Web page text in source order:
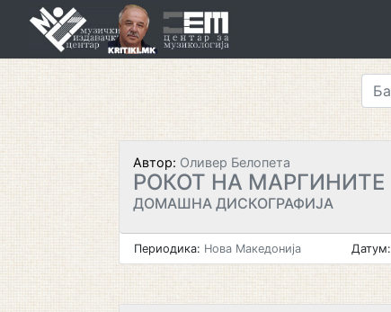
Автор: Оливер Белопета
РОКОТ НА МАРГИНИТЕ
ДОМАШНА ДИСКОГРАФИЈА
Периодика: Нова Македонија Датум: